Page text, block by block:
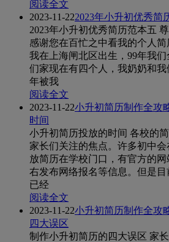
阅读全文
2023-11-222023年小升初优秀简
2023年小升初优秀简历范本五
感谢您在百忙之中看我的个人简
我在上海闸北区出生，99年我
们家现在有四个人，我奶奶和
年被我
阅读全文
2023-11-22小升初简历制作全攻
时间
小升初简历投放的时间 各校的
家长们关注的焦点。许多初中
放简历在学校门口，有官方的
右发布网络报名等信息。但是目
已经
阅读全文
2023-11-22小升初简历制作全攻
四大误区
制作小升初简历的四大误区 家